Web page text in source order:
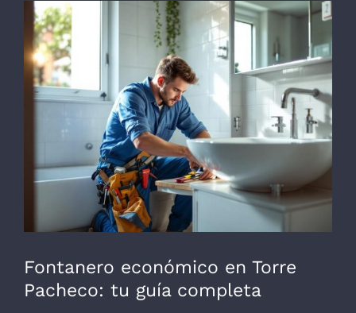
Ver
imagen
más
grande
Fontanero económico en Torre
Pacheco: tu guía completa